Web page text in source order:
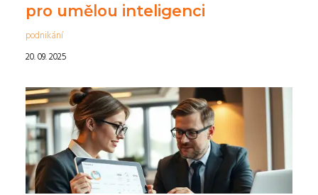
pro umělou inteligenci
podnikání
20. 09. 2025